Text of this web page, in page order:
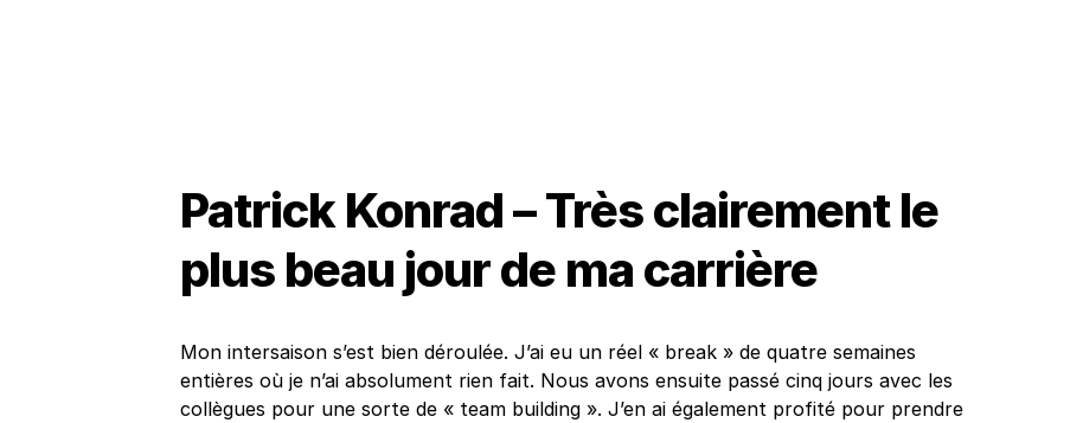
Patrick Konrad – Très clairement le
plus beau jour de ma carrière
Mon intersaison s’est bien déroulée. J’ai eu un réel « break » de quatre semaines
entières où je n’ai absolument rien fait. Nous avons ensuite passé cinq jours avec les
collègues pour une sorte de « team building ». J’en ai également profité pour prendre